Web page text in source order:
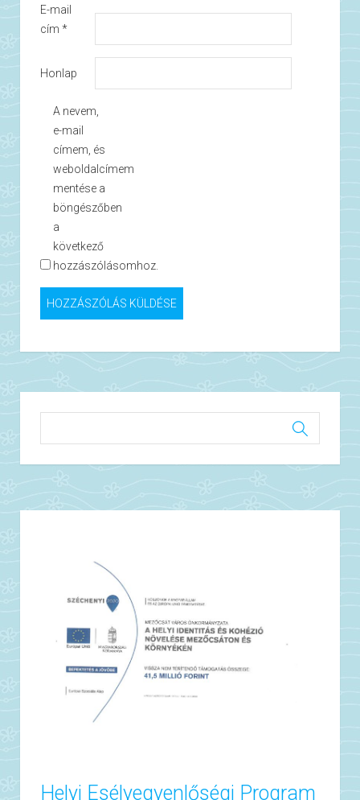
E-mail
cím *
Honlap
A nevem,
e-mail
címem, és
weboldalcímem
mentése a
böngészőben
a
következő
hozzászólásomhoz.
Helyi Esélyegyenlőségi Program